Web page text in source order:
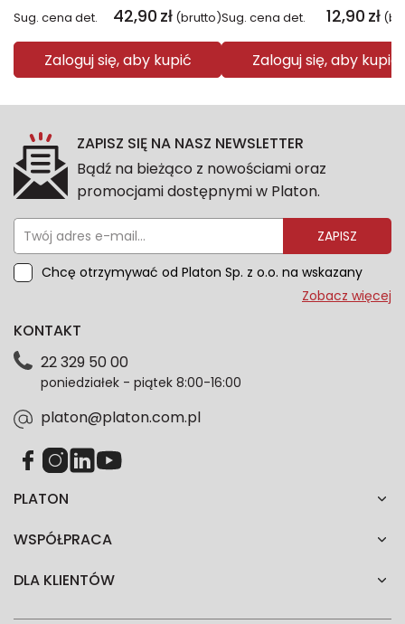
Sug. cena det. 42,90 zł (brutto)
Zaloguj się, aby kupić
Sug. cena det. 12,90 zł
Zaloguj się, aby kupić
ZAPISZ SIĘ NA NASZ NEWSLETTER
Bądź na bieżąco z nowościami oraz
promocjami dostępnymi w Platon.
ZAPISZ
Chcę otrzymywać od Platon Sp. z o.o. na wskazany
przeze mnie adres e-mail informacje marketingowe
dotyczące danych osobowych znajdziesz w naszej
każdym czasie. Wycofanie zgody nie wpłynie na
zgodność z prawem przetwarzania dokonanego przed
Zobacz więcej
PLATON
WSPÓŁPRACA
DLA KLIENTÓW
KONTAKT
22 329 50 00
poniedziałek - piątek 8:00-16:00
platon@platon.com.pl